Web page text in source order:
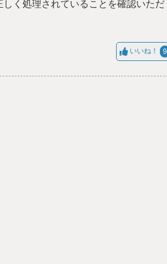
く処理されていることを確認いただ
いいね！ 9